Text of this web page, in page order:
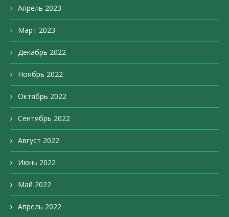
Апрель 2023
Март 2023
Декабрь 2022
Ноябрь 2022
Октябрь 2022
Сентябрь 2022
Август 2022
Июнь 2022
Май 2022
Апрель 2022